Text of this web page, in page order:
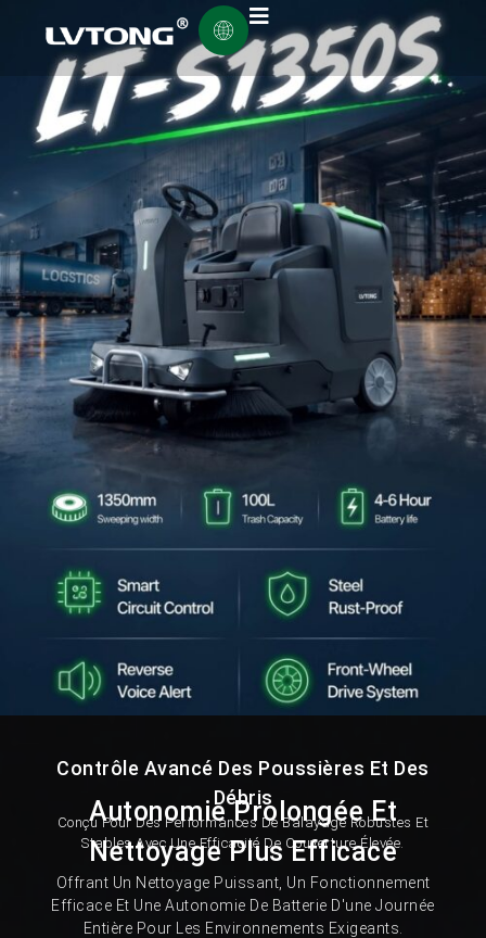
Autonomie Prolongée Et
Nettoyage Plus Efficace
Offrant Un Nettoyage Puissant, Un Fonctionnement
Efficace Et Une Autonomie De Batterie D'une Journée
Entière Pour Les Environnements Exigeants.
Contrôle Avancé Des Poussières Et Des
Débris
Conçu Pour Des Performances De Balayage Robustes Et
Stables Avec Une Efficacité De Couverture Élevée.